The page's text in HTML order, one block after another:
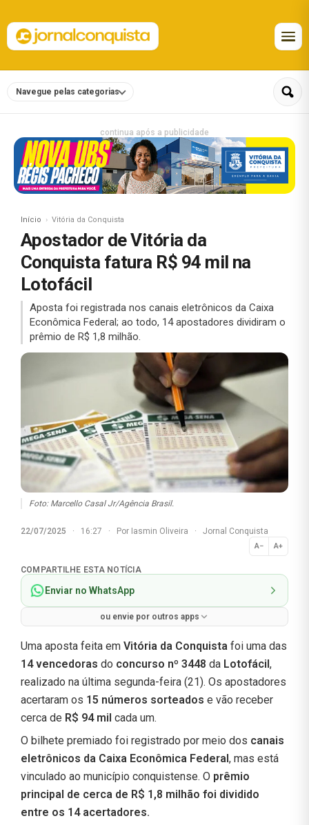
Navegue pelas categorias
continua após a publicidade
Início Vitória da Conquista
Apostador de Vitória da
Conquista fatura R$ 94 mil na
Lotofácil
Aposta foi registrada nos canais eletrônicos da Caixa
Econômica Federal; ao todo, 14 apostadores dividiram o
prêmio de R$ 1,8 milhão.
Foto: Marcello Casal Jr/Agência Brasil.
22/07/2025 · 16:27 · Por Iasmin Oliveira · Jornal Conquista
A− A+
Normal
COMPARTILHE ESTA NOTÍCIA
Enviar no WhatsApp
ou envie por outros apps
Uma aposta feita em Vitória da Conquista foi uma das
14 vencedoras do concurso nº 3448 da Lotofácil,
realizado na última segunda-feira (21). Os apostadores
acertaram os 15 números sorteados e vão receber
cerca de R$ 94 mil cada um.
O bilhete premiado foi registrado por meio dos canais
eletrônicos da Caixa Econômica Federal, mas está
vinculado ao município conquistense. O prêmio
principal de cerca de R$ 1,8 milhão foi dividido
entre os 14 acertadores.